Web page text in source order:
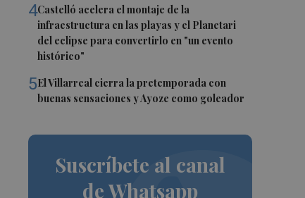
4Castelló acelera el montaje de la
infraestructura en las playas y el Planetari
del eclipse para convertirlo en "un evento
histórico"
5El Villarreal cierra la pretemporada con
buenas sensaciones y Ayoze como goleador
Suscríbete al canal
de Whatsapp